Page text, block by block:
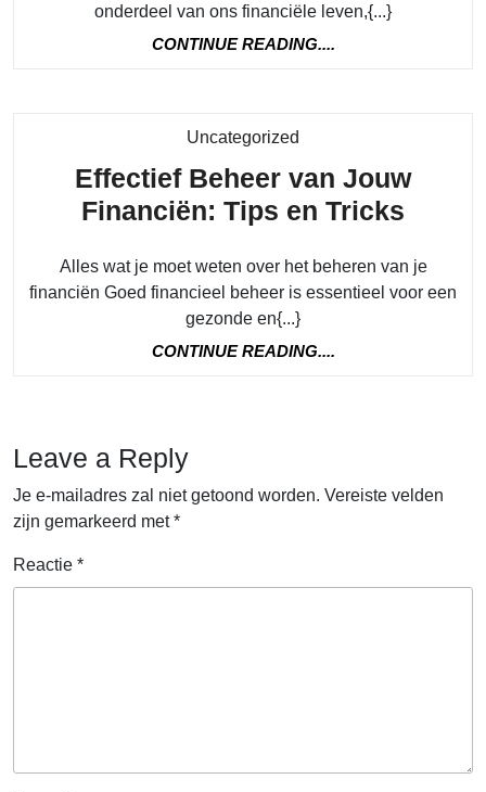
onderdeel van ons financiële leven,{...}
CONTINUE READING....
Uncategorized
Effectief Beheer van Jouw
Financiën: Tips en Tricks
van
Jouw
Alles wat je moet weten over het beheren van je
financiën Goed financieel beheer is essentieel voor een
gezonde en{...}
CONTINUE READING....
Leave a Reply
Je e-mailadres zal niet getoond worden. Vereiste velden
zijn gemarkeerd met*
Reactie *